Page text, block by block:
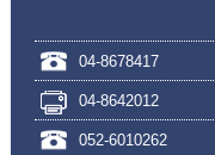
04-8678417
04-8642012
052-6010262